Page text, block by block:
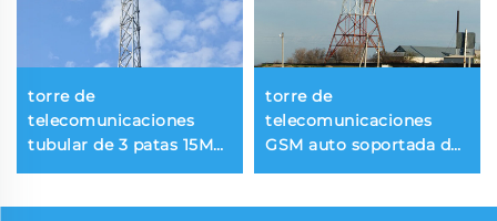
torre de
telecomunicaciones
tubular de 3 patas 15M
torre de
telecomunicaciones
GSM auto soportada de